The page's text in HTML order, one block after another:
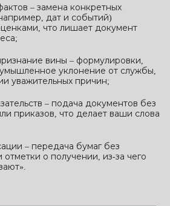
– замена конкретных
дат и событий)
что лишает документ
вины – формулировки,
уклонение от службы,
уважительных причин;
– подача документов без
приказов, что делает ваши слова
– передача бумаг без
отметки о получении, из-за чего